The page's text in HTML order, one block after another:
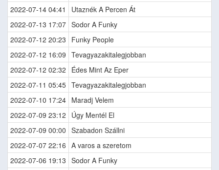
2022-07-14 04:41
Utaznék A Percen Át
2022-07-13 17:07 Sodor A Funky
2022-07-12 20:23
Funky People
2022-07-12 16:09 Tevagyazakitalegjobban
2022-07-12 02:32
Édes Mint Az Eper
2022-07-11 05:45 Tevagyazakitalegjobban
2022-07-10 17:24 Maradj Velem
2022-07-09 23:12
Úgy Mentél El
2022-07-09 00:00 Szabadon Szállni
2022-07-07 22:16 A varos a szeretom
2022-07-06 19:13 Sodor A Funky